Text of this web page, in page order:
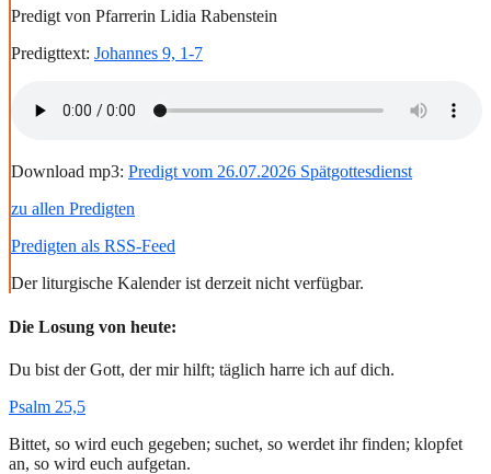
Predigt von Pfarrerin Lidia Rabenstein
Predigttext: Johannes 9, 1-7
Download mp3: Predigt vom 26.07.2026 Spätgottesdienst
zu allen Predigten
Predigten als RSS-Feed
Der liturgische Kalender ist derzeit nicht verfügbar.
Die Losung von heute:
Du bist der Gott, der mir hilft; täglich harre ich auf dich.
Psalm 25,5
Bittet, so wird euch gegeben; suchet, so werdet ihr finden; klopfet
an, so wird euch aufgetan.